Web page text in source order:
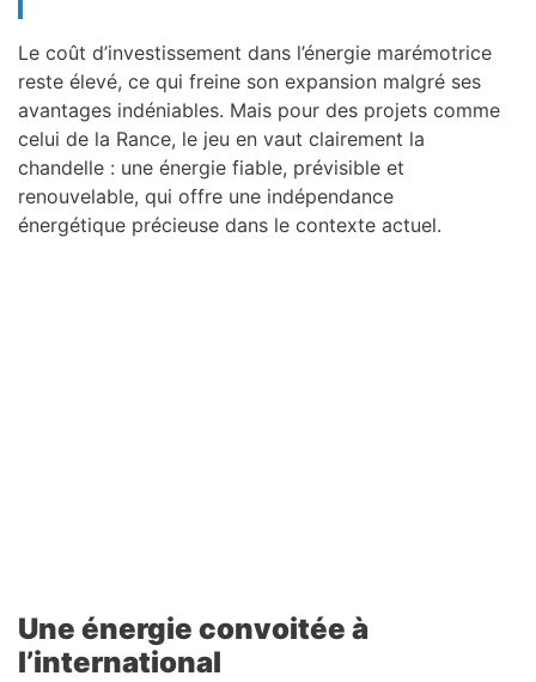
Le coût d’investissement dans l’énergie marémotrice
reste élevé, ce qui freine son expansion malgré ses
avantages indéniables. Mais pour des projets comme
celui de la Rance, le jeu en vaut clairement la
chandelle : une énergie fiable, prévisible et
renouvelable, qui offre une indépendance
énergétique précieuse dans le contexte actuel.
Une énergie convoitée à
l’international